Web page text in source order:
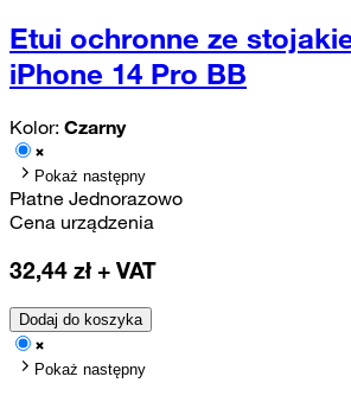
Etui ochronne ze
iPhone 14 Pro BB
Kolor: Czarny
Pokaż następny
Płatne Jednorazowo
Cena urządzenia
32,44 zł + VAT
Dodaj do koszyka
Pokaż następny